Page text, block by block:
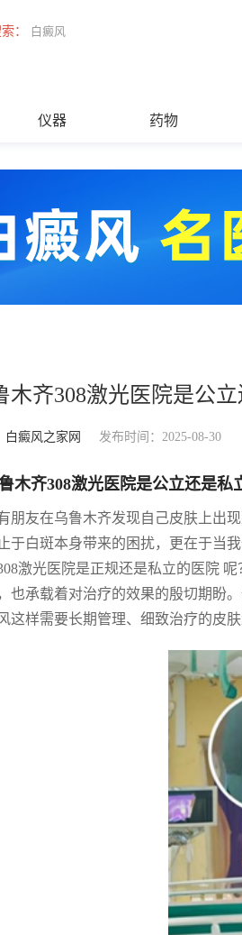
： 白癜风
仪器 药物
木齐308激光医院是公
白癜风之家网 发布时间：2025-08-30
木齐308激光医院是公立还是私
朋友在乌鲁木齐发现自己皮肤上出
于白斑本身带来的困扰，更在于当
激光医院是正规还是私立的医院
也承载着对治疗的效果的殷切期盼
这样需要长期管理、细致治疗的皮